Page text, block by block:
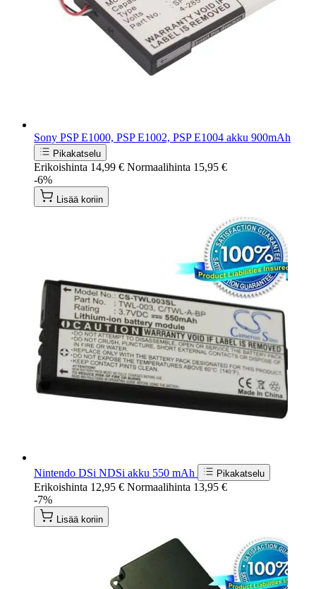
Sony PSP E1000, PSP E1002, PSP E1004 akku 900mAh
Pikakatselu
Erikoishinta 14,99 € Normaalihinta 15,95 €
-6%
Lisää koriin
Nintendo DSi NDSi akku 550 mAh Pikakatselu
Erikoishinta 12,95 € Normaalihinta 13,95 €
-7%
Lisää koriin